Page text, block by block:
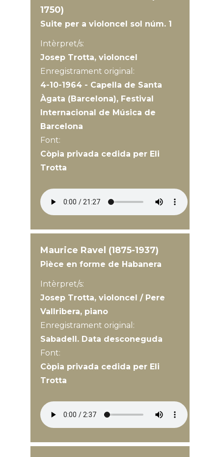
1750)
Suite per a violoncel sol núm. 1
Intèrpret/s:
Josep Trotta, violoncel
Enregistrament original:
4-10-1964 - Capella de Santa
Àgata (Barcelona), Festival
Internacional de Música de
Barcelona
Font:
Còpia privada cedida per Eli
Trotta
Maurice Ravel (1875-1937)
Pièce en forme de Habanera
Intèrpret/s:
Josep Trotta, violoncel / Pere
Vallribera, piano
Enregistrament original:
Sabadell. Data desconeguda
Font:
Còpia privada cedida per Eli
Trotta